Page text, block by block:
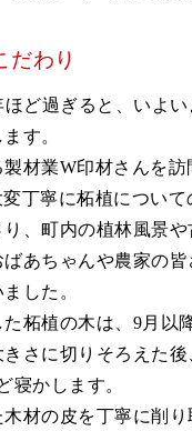
だわり
ほど過ぎると、いよ
す。
材業W印材さんを訪
丁寧に柘植について
、町内の植林風景や
あちゃんや農家の
した。
柘植の木は、9月以
きさに切りそろえた
寝かします。
材の皮を丁寧に削り